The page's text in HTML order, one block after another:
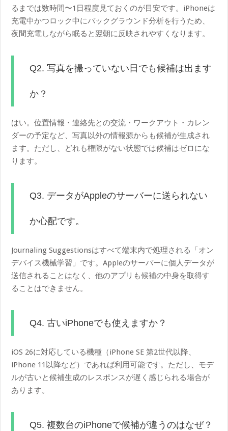
るまでは数時間〜1日程度見ておくのが目安です。iPhoneは
充電中かつロック中にバックグラウンド分析を行うため、
夜間充電しながら眠ると翌朝に反映されやすくなります。
Q2. 写真を撮っていない日でも候補は出ます
か？
はい。位置情報・連絡先との交流・ワークアウト・カレン
ダーの予定など、写真以外の情報源からも候補が生成され
ます。ただし、どれも権限がない状態では候補はゼロにな
ります。
Q3. データがAppleのサーバーに送られない
か心配です。
Journaling Suggestionsはすべて端末内で処理される「オン
デバイス機械学習」です。Appleのサーバーに個人データが
送信されることはなく、他のアプリも候補の中身を取得す
ることはできません。
Q4. 古いiPhoneでも使えますか？
iOS 26に対応している機種（iPhone SE 第2世代以降、
iPhone 11以降など）であれば利用可能です。ただし、モデ
ルが古いと候補生成のレスポンスが遅く感じられる場合が
あります。
Q5. 複数台のiPhoneで候補が違うのはなぜ？